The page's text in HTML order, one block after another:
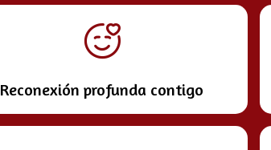
Reconexión profunda contigo